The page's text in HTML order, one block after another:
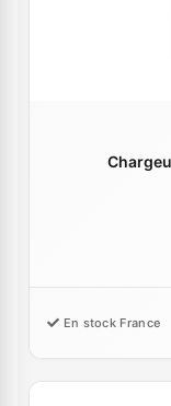
En stock France